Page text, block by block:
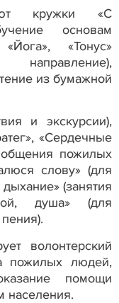
кружки «С
основам
«Тонус»
направление),
из бумажной
и экскурсии),
«Сердечные
общения пожилых
слову» (для
(занятия
душа» (для
волонтерский
пожилых людей,
помощи
населения.